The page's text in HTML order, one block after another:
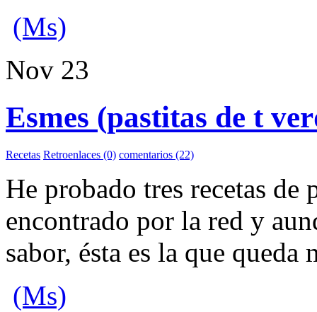
(Ms)
Nov 23
Esmes (pastitas de t
Recetas Retroenlaces (0) comentarios (22)
He probado tres recetas de
encontrado por la red y
sabor, ésta es la que queda
(Ms)